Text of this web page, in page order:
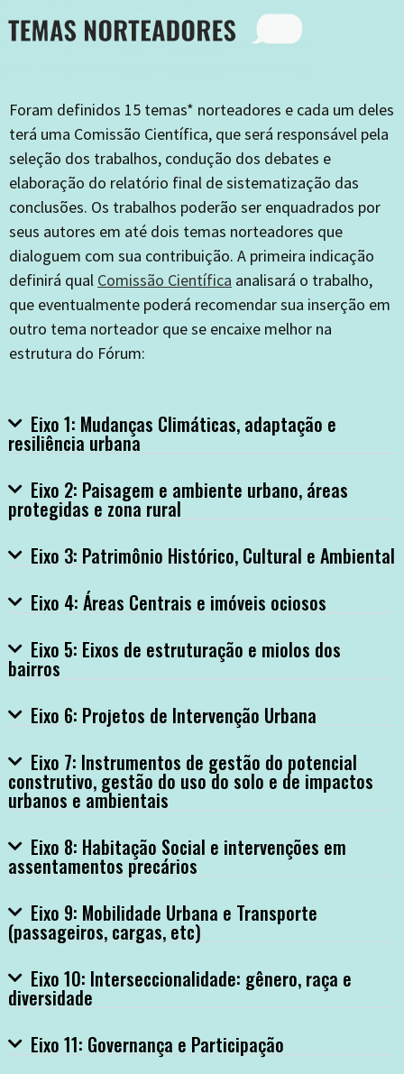
Foram definidos 15 temas* norteadores e cada um deles
terá uma Comissão Científica, que será responsável pela
seleção dos trabalhos, condução dos debates e
elaboração do relatório final de sistematização das
conclusões. Os trabalhos poderão ser enquadrados por
seus autores em até dois temas norteadores que
dialoguem com sua contribuição. A primeira indicação
definirá qual Comissão Científica analisará o trabalho,
que eventualmente poderá recomendar sua inserção em
outro tema norteador que se encaixe melhor na
estrutura do Fórum:
Eixo 1: Mudanças Climáticas, adaptação e
resiliência urbana
Eixo 2: Paisagem e ambiente urbano, áreas
protegidas e zona rural
Eixo 3: Patrimônio Histórico, Cultural e Ambiental
Eixo 4: Áreas Centrais e imóveis ociosos
Eixo 5: Eixos de estruturação e miolos dos
bairros
Eixo 6: Projetos de Intervenção Urbana
Eixo 7: Instrumentos de gestão do potencial
construtivo, gestão do uso do solo e de impactos
urbanos e ambientais
Eixo 8: Habitação Social e intervenções em
assentamentos precários
Eixo 9: Mobilidade Urbana e Transporte
(passageiros, cargas, etc)
Eixo 10: Interseccionalidade: gênero, raça e
diversidade
Eixo 11: Governança e Participação